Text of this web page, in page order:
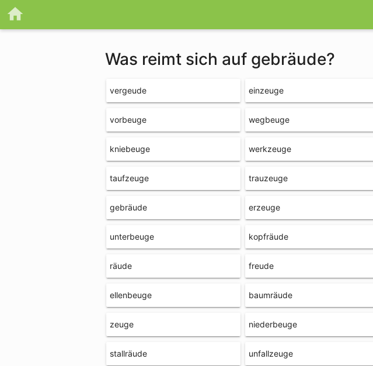
Was reimt sich auf gebräude?
vergeude einzeuge
vorbeuge wegbeuge
kniebeuge werkzeuge
taufzeuge trauzeuge
gebräude erzeuge
unterbeuge kopfräude
räude freude
ellenbeuge baumräude
zeuge niederbeuge
stallräude unfallzeuge